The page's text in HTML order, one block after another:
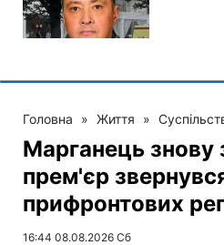
Головна » Життя »
Марганець знову
прем'єр
прифронтових
16:44 08.08.2026 Сб